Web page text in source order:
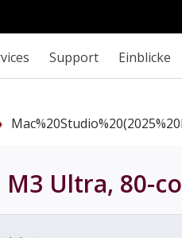
Support Einblicke
Ultra, 80-